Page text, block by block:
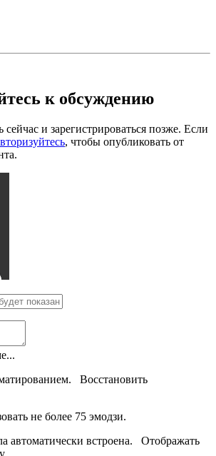
к обсуждению
и зарегистрироваться позже. Если
, чтобы опубликовать от
Восстановить
не более 75 эмодзи.
автоматически встроена. Отображать